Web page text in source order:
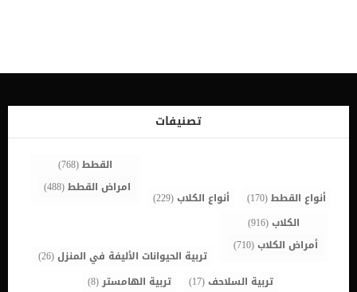
فترة الحيض في الكلاب من 18 إلى 21 يوم. وتنقسم إلى 3 مراحل اساسية،
كالتالي: 1- مرحلة التجهيز للحيض Proestrus: تستمر تقريبا 9 أيام وفيها
تجذب الكلبة الانثى الذكور للزواج وتتميز بانتفاخ العضو الانثوي للكلبة
ووجود افرازات دموية من […]
تصنيفات
أنواع القطط(170) أنواع الكلاب(229)
القطط(768)
امراض القطط(488)
الكلاب(916)
أمراض الكلاب(710)
تربية الحيوانات الأليفة في المنزل(26)
تربية السلاحف(17) تربية الهامستر(8)